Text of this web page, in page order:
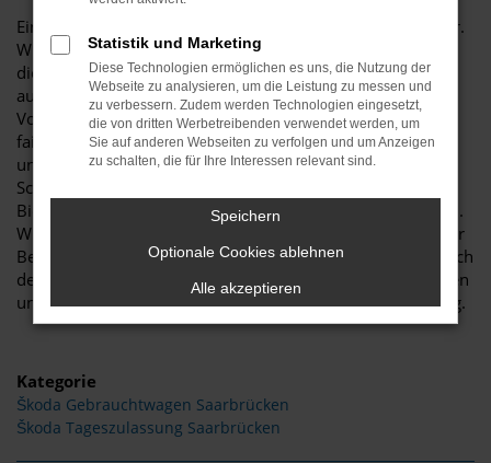
Ein Škoda und Saarbrücken – das passt einfach zueinander.
Wir vom Autohaus Klinkner setzen seit vielen Jahren auf
diesen Hersteller und lassen Sie sowohl in Neuwagen als
auch in ein gebrauchtes Fahrzeug einsteigen. Im
Vordergrund steht bei uns die Beratung: stets kompetent,
fair und offen. Was wir damit meinen? Vor allem, dass
unsere Kundenberaterinnen und -berater niemals nach
Schema F vorgehen und einen bestimmten Škoda auf
Biegen und Brechen nach Saarbrücken verkaufen möchten.
Wir hören vielmehr genau zu und finden auf der Basis Ihrer
Bedürfnisse das passende Fahrzeug. Dabei spielt sicher auch
der Preis eine Rolle, den wir gerne in Ihre Richtung bewegen
und mit Rabatten versehen. Bei Klinkner kaufen Sie günstig.
Kategorie
Škoda Gebrauchtwagen Saarbrücken
Škoda Tageszulassung Saarbrücken
Statistik und Marketing
Diese Technologien ermöglichen es uns, die Nutzung der
Webseite zu analysieren, um die Leistung zu messen und
zu verbessern. Zudem werden Technologien eingesetzt,
die von dritten Werbetreibenden verwendet werden, um
Sie auf anderen Webseiten zu verfolgen und um Anzeigen
zu schalten, die für Ihre Interessen relevant sind.
Speichern
Optionale Cookies ablehnen
Alle akzeptieren